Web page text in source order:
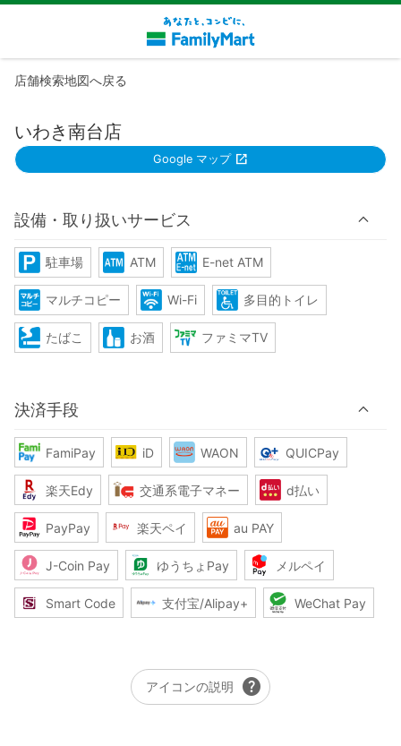
店舗検索地図へ戻る
いわき南台店
Google マップ
設備・取り扱いサービス
駐車場 ATM E-net ATM
マルチコピー Wi-Fi 多目的トイレ
たばこ お酒 ファミマTV
決済手段
FamiPay iD WAON QUICPay
楽天Edy 交通系電子マネー d払い
PayPay 楽天ペイ au PAY
J-Coin Pay ゆうちょPay メルペイ
Smart Code 支付宝/Alipay+ WeChat Pay
アイコンの説明 help